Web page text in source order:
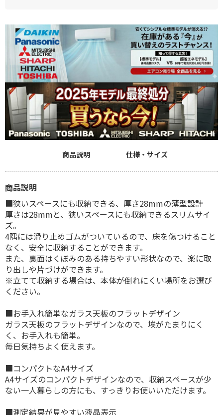
商品説明 仕様・サイズ
商品説明
■狭いスペースにも収納できる、厚さ28mmの薄型設計
厚さは28mmと、狭いスペースにも収納できるスリムサイ
ズ。
4隅には滑り止めゴムがついているので、床を傷つけること
なく、安全に収納することができます。
また、裏面はくぼみのある持ちやすい形状なので、楽に取
り出しや片づけができます。
※立てて収納する場合は、本体が倒れにくい場所をお選び
ください。
■お手入れ簡単なガラス天板のフラットデザイン
ガラス天板のフラットデザインなので、埃がたまりにく
く、お手入れも簡単。
毎日気持ちよく使えます。
■コンパクトなA4サイズ
A4サイズのコンパクトデザインなので、収納スペースが少
ない一人暮らしの方にも、すっきりお使いいただけます。
■測定結果が見やすい液晶表示